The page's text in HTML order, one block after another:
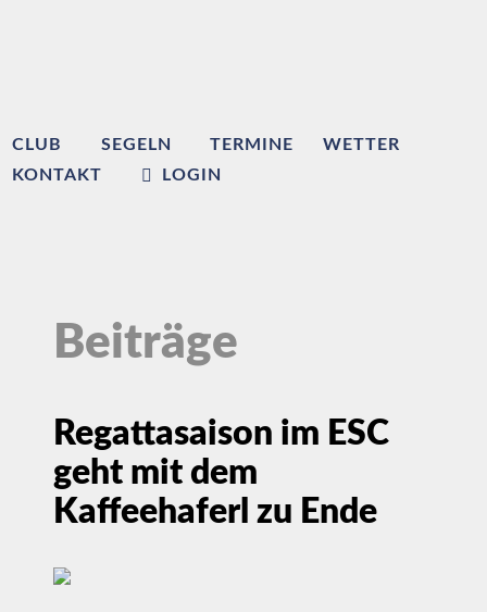
CLUB SEGELN TERMINE
WETTER
KONTAKT
LOGIN
Beiträge
Regattasaison im ESC
geht mit dem
Kaffeehaferl zu Ende